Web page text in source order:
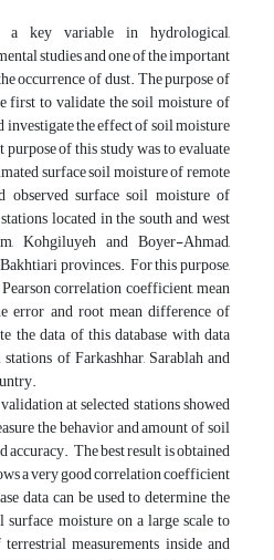
key variable in hydrological,
studies and one of the important
occurrence of dust. The purpose of
first to validate the soil moisture of
investigate the effect of soil moisture
of this study was to evaluate
surface soil moisture of remote
observed surface soil moisture of
located in the south and west
Kohgiluyeh and Boyer-Ahmad,
provinces. For this purpose,
correlation coefficient, mean
error and root mean difference of
the data of this database with data
of Farkashhar, Sarablah and
at selected stations showed
the behavior and amount of soil
The best result is obtained
a very good correlation coefficient
data can be used to determine the
moisture on a large scale to
measurements inside and